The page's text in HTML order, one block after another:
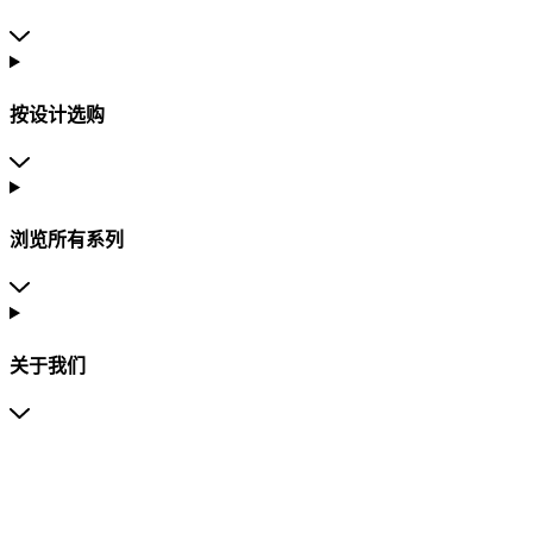
按设计选购
浏览所有系列
关于我们